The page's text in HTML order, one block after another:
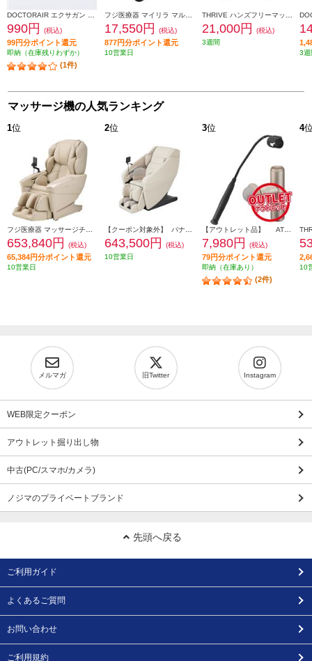
990円 (税込)
99円分ポイント還元
即納（在庫残りわずか）
(1件)
17,550円 (税込)
877円分ポイント還元
10営業日
21,000円
(税込)
3週間
3週
マッサージ機の人気ランキング
1位
653,840円 (税込)
65,384円分ポイント還元
10営業日
2位
643,500円
(税込)
10営業日
3位
7,980円 (税込)
79円分ポイント還元
即納（在庫あり）
(2件)
4
10
メルマガ 旧Twitter Instagram
WEB限定クーポン
アウトレット掘り出し物
中古(PC/スマホ/カメラ)
ノジマのプライベートブランド
先頭へ戻る
ご利用ガイド
よくあるご質問
お問い合わせ
ご利用規約